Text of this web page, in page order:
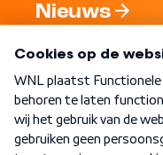
Nieuws
Nieuwsbrief
Word Lid